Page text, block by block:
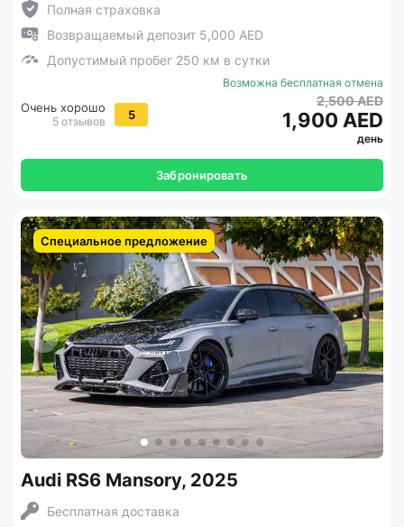
Полная страховка
Возвращаемый депозит 5,000 AED
Допустимый пробег 250 км в сутки
Очень хорошо
5 отзывов 5
Возможна бесплатная отмена
2,500 AED
1,900 AED
день
Забронировать
Специальное предложение
Audi RS6 Mansory, 2025
Бесплатная доставка